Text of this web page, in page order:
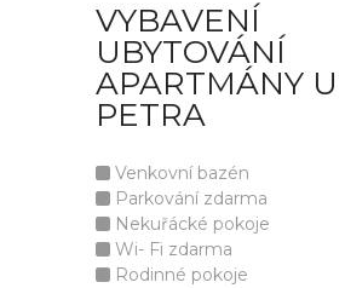
VYBAVENÍ
UBYTOVÁNÍ
APARTMÁNY U
PETRA
Venkovní bazén
Parkování zdarma
Nekuřácké pokoje
Wi- Fi zdarma
Rodinné pokoje